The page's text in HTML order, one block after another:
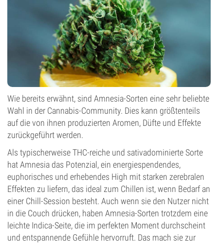
Wie bereits erwähnt, sind Amnesia-Sorten eine sehr beliebte
Wahl in der Cannabis-Community. Dies kann größtenteils
auf die von ihnen produzierten Aromen, Düfte und Effekte
zurückgeführt werden.
Als typischerweise THC-reiche und sativadominierte Sorte
hat Amnesia das Potenzial, ein energiespendendes,
euphorisches und erhebendes High mit starken zerebralen
Effekten zu liefern, das ideal zum Chillen ist, wenn Bedarf an
einer Chill-Session besteht. Auch wenn sie den Nutzer nicht
in die Couch drücken, haben Amnesia-Sorten trotzdem eine
leichte Indica-Seite, die im perfekten Moment durchscheint
und entspannende Gefühle hervorruft. Das mach sie zur